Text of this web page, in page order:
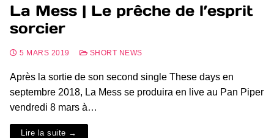
La Mess | Le prêche de l’esprit
sorcier
5 MARS 2019 SHORT NEWS
Après la sortie de son second single These days en
septembre 2018, La Mess se produira en live au Pan Piper
vendredi 8 mars à…
Lire la suite →